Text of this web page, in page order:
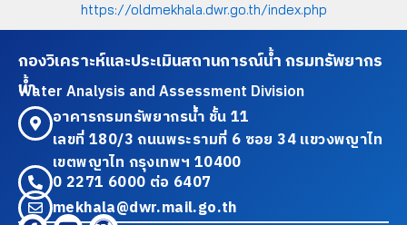
https://oldmekhala.dwr.go.th/index.php
กองวิเคราะห์และประเมินสถานการณ์น้ำ กรมทรัพยากร
น้ำ
Water Analysis and Assessment Division
อาคารกรมทรัพยากรน้ำ ชั้น 11
เลขที่ 180/3 ถนนพระรามที่ 6 ซอย 34 แขวงพญาไท
เขตพญาไท กรุงเทพฯ 10400
0 2271 6000 ต่อ 6407
mekhala@dwr.mail.go.th